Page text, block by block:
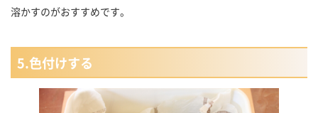
溶かすのがおすすめです。
5.色付けする